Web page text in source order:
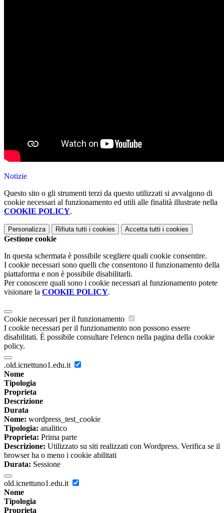
Notizie
Questo sito o gli strumenti terzi da questo utilizzati si avvalgono di
cookie necessari al funzionamento ed utili alle finalità illustrate nella
COOKIE POLICY.
Personalizza Rifiuta tutti i cookies Accetta tutti i cookies
Gestione cookie
In questa schermata è possibile scegliere quali cookie consentire.
I cookie necessari sono quelli che consentono il funzionamento della
piattaforma e non è possibile disabilitarli.
Per conoscere quali sono i cookie necessari al funzionamento potete
visionare la COOKIE POLICY.
Cookie necessari per il funzionamento
I cookie necessari per il funzionamento non possono essere
disabilitati. È possibile consultare l'elenco nella pagina della cookie
policy.
.old.icnettuno1.edu.it
Nome
Tipologia
Proprieta
Descrizione
Durata
Nome: wordpress_test_cookie
Tipologia: analitico
Proprieta: Prima parte
Descrizione: Utilizzato su siti realizzati con Wordpress. Verifica se il
browser ha o meno i cookie abilitati
Durata: Sessione
old.icnettuno1.edu.it
Nome
Tipologia
Proprieta